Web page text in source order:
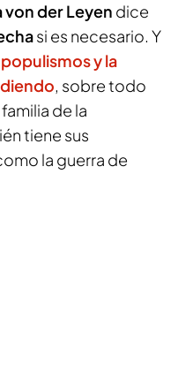
von der Leyen dice
si es necesario. Y
populismos y la
, sobre todo
de la
tiene sus
la guerra de